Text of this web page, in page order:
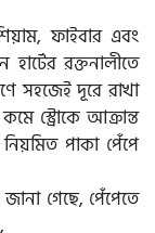
ফাইবার এবং
রক্তনালীতে
সহজেই দূরে রাখা
স্ট্রোকে আক্রান্ত
পাকা পেঁপে
গেছে, পেঁপেতে